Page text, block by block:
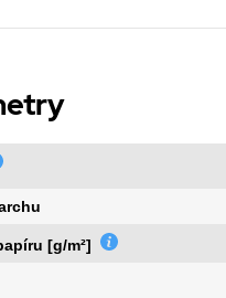
[g/m²]